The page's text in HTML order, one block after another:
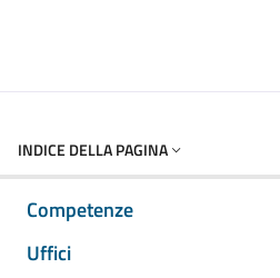
INDICE DELLA PAGINA
Competenze
Uffici